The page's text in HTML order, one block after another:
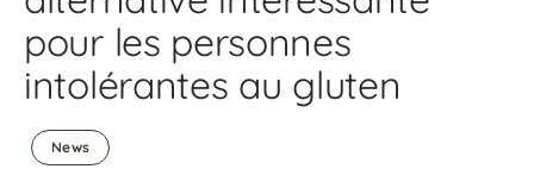
pour les personnes
intolérantes au gluten
News